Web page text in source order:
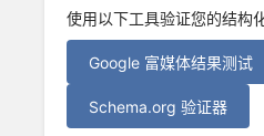
使用以下工具验证您的结构
Google 富媒体结果测试
Schema.org 验证器